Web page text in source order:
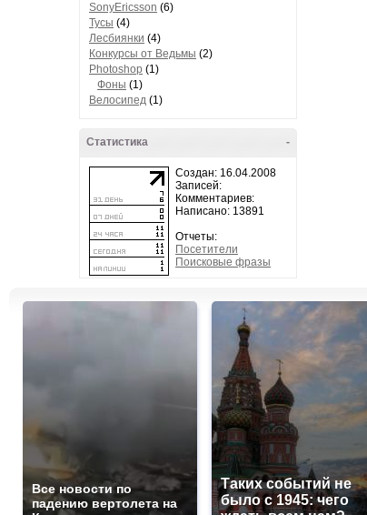
SonyEricsson (6)
Тусы (4)
Лесбиянки (4)
Конкурсы от Ведьмы (2)
Photoshop (1)
Фоны (1)
Велосипед (1)
-
Статистика
Создан: 16.04.2008
Записей:
Комментариев:
Написано: 13891
Отчеты:
Посетители
Поисковые фразы
Все новости по
падению вертолета на
Таких событий не
было с 1945: чего